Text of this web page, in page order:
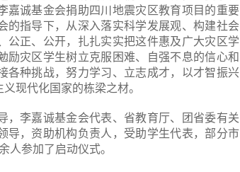
嘉诚基金会捐助四川地震灾区教育项目的重要
的指导下，从深入落实科学发展观、构建社会
公正、公开，扎扎实实把这件惠及广大灾区学
励灾区学生树立克服困难、自强不息的信心和
各种挑战，努力学习、立志成才，以才智振兴
现代化国家的栋梁之材。
，李嘉诚基金会代表、省教育厅、团省委有关
导，资助机构负责人，受助学生代表，部分市
人参加了启动仪式。